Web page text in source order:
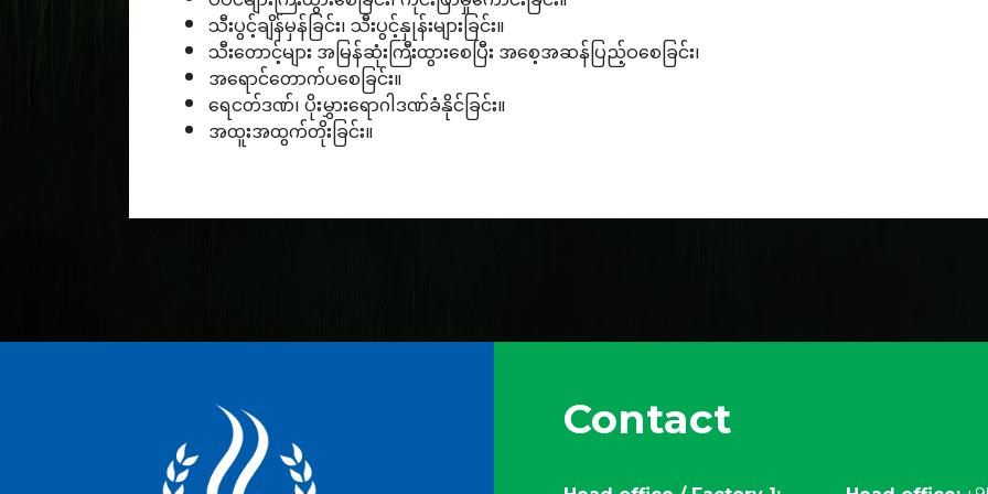
သီးပွင့်ချိန်မှန်ခြင်း၊ သီးပွင့်နှုန်းများခြင်း။
သီးတောင့်များ အမြန်ဆုံးကြီးထွားစေပြီး အစေ့အဆန်ပြည့်ဝစေခြင်း၊
အရောင်တောက်ပစေခြင်း။
ရေငတ်ဒဏ်၊ ပိုးမွှားရောဂါဒဏ်ခံနိုင်ခြင်း။
အထူးအထွက်တိုးခြင်း။
Contact